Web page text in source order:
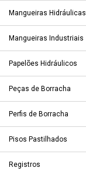
Mangueiras Hidráulicas
Mangueiras Industriais
Papelões Hidráulicos
Peças de Borracha
Perfis de Borracha
Pisos Pastilhados
Registros